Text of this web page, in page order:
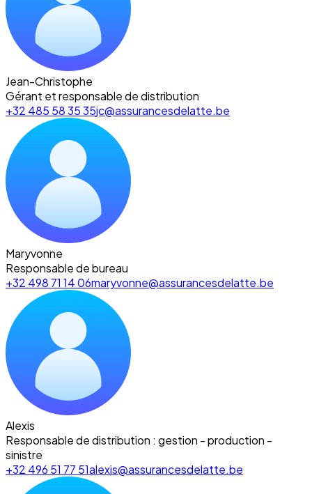
Jean-Christophe
Gérant et responsable de distribution
+32 485 58 35 35jc@assurancesdelatte.be
Maryvonne
Responsable de bureau
+32 498 71 14 06maryvonne@assurancesdelatte.be
Alexis
Responsable de distribution : gestion - production -
sinistre
+32 496 51 77 51alexis@assurancesdelatte.be